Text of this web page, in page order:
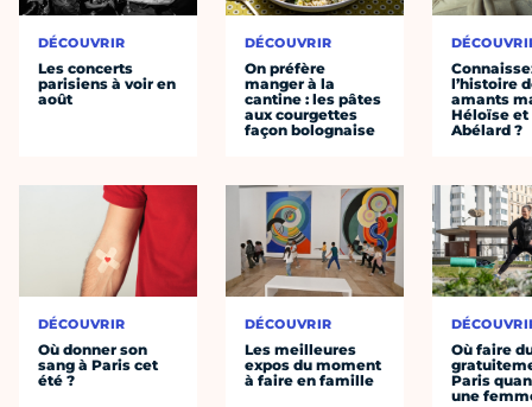
DÉCOUVRIR
Les concerts
parisiens à voir en
août
DÉCOUVRIR
Où donner son
sang à Paris cet
été ?
DÉCOUVRIR
On préfère
manger à la
cantine : les pâtes
aux courgettes
façon bolognaise
DÉCOUVRIR
Les meilleures
expos du moment
à faire en famille
l’histoire
amants
Héloïse et
Abélard ?
Où faire
Paris
une